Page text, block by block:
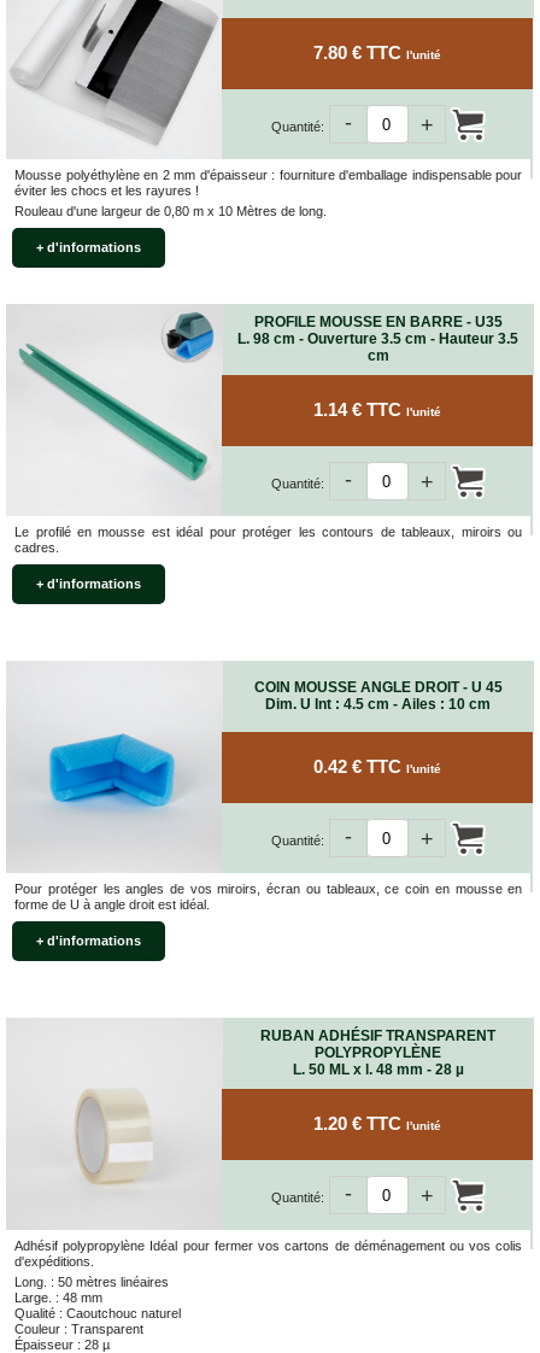
Mousse polyéthylène en 2 mm d'épaisseur : fourniture d'emballage indispensable pour
éviter les chocs et les rayures !
Rouleau d'une largeur de 0,80 m x 10 Mètres de long.
+ d'informations
7.80 € TTC l'unité
Quantité: +
-
PROFILE MOUSSE EN BARRE - U35
L. 98 cm - Ouverture 3.5 cm - Hauteur 3.5
cm
Le profilé en mousse est idéal pour protéger les contours de tableaux, miroirs ou
cadres.
+ d'informations
1.14 € TTC l'unité
Quantité: +
-
COIN MOUSSE ANGLE DROIT - U 45
Dim. U Int : 4.5 cm - Ailes : 10 cm
Pour protéger les angles de vos miroirs, écran ou tableaux, ce coin en mousse en
forme de U à angle droit est idéal.
+ d'informations
0.42 € TTC l'unité
Quantité: +
-
RUBAN ADHÉSIF TRANSPARENT
POLYPROPYLÈNE
L. 50 ML x l. 48 mm - 28 µ
Adhésif polypropylène Idéal pour fermer vos cartons de déménagement ou vos colis
d'expéditions.
Long. : 50 mètres linéaires
Large. : 48 mm
Qualité : Caoutchouc naturel
Couleur : Transparent
Épaisseur : 28 µ
1.20 € TTC l'unité
Quantité: +
-